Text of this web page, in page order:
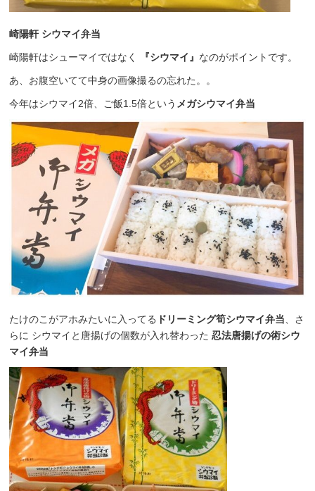
崎陽軒 シウマイ弁当
崎陽軒はシューマイではなく 『シウマイ』 なのがポイントです。
あ、お腹空いてて中身の画像撮るの忘れた。。
今年はシウマイ2倍、ご飯1.5倍という メガシウマイ弁当
たけのこがアホみたいに入ってる ドリーミング筍シウマイ弁当 、さ
らに シウマイと唐揚げの個数が入れ替わった忍法唐揚げの術シウ
マイ弁当